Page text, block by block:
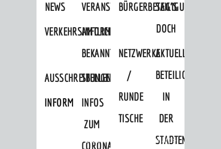
NEWS
VERANSTALTUNGSKALENDER
VERKEHRSINFORMATIONEN
AMTLICHE
BEKANNTMACHUNGEN
AUSSCHREIBUNGEN
INFORMATIONSPFLICHTEN
STELLENANGEBOTE
INFOS
ZUM
CORONAVIRUS
BÜRGERBETEILIGUNG
SAG'S
DOCH
NETZWERKE
/
RUNDE
TISCHE
AKTUELLE
BETEILIGUNGEN
IN
DER
»Stadtthemen Wirtschaft»